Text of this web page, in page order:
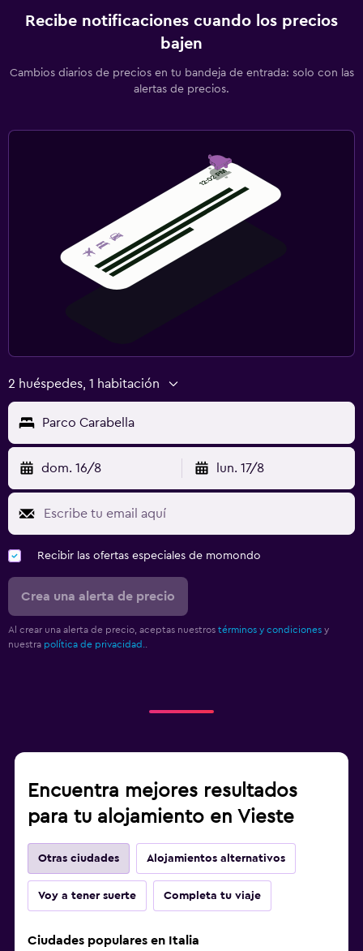
Recibe notificaciones cuando los precios
bajen
Cambios diarios de precios en tu bandeja de entrada: solo con las
alertas de precios.
2 huéspedes, 1 habitación
Parco Carabella
dom. 16/8 lun. 17/8
Recibir las ofertas especiales de momondo
Crea una alerta de precio
Al crear una alerta de precio, aceptas nuestros términos y condiciones y
nuestra política de privacidad.
Encuentra mejores resultados
para tu alojamiento en Vieste
Otras ciudades Alojamientos alternativos
Voy a tener suerte Completa tu viaje
Ciudades populares en Italia